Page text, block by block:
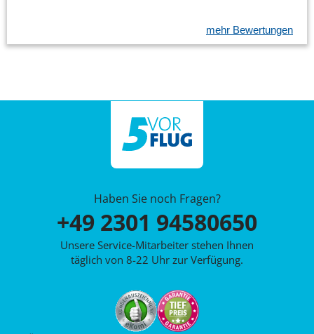
mehr Bewertungen
Haben Sie noch Fragen?
+49 2301 94580650
Unsere Service-Mitarbeiter stehen Ihnen
täglich von 8-22 Uhr zur Verfügung.